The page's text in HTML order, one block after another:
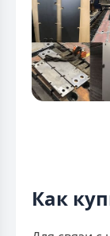
Как